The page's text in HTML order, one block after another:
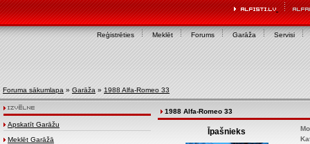
Reģistrēties Meklēt Forums Garāža Servisi
Foruma sākumlapa » Garāža » 1988 Alfa-Romeo 33
Apskatīt Garāžu
Meklēt Garāžā
1988 Alfa-Romeo 33
Īpašnieks